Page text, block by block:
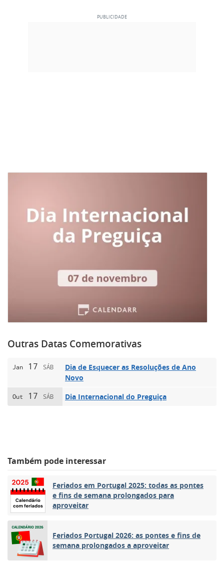
Outras Datas Comemorativas
Jan 17 SÁB
Dia de Esquecer as Resoluções de Ano
Novo
Out 17 SÁB Dia Internacional do Preguiça
Também pode interessar
Feriados em Portugal 2025: todas as pontes
e fins de semana prolongados para
aproveitar
Feriados Portugal 2026: as pontes e fins de
semana prolongados a aproveitar